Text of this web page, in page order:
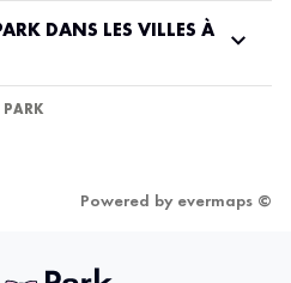
DANS LES VILLES À
PARK
Powered by evermaps ©